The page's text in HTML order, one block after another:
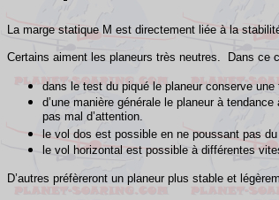
La marge statique M est directement liée à la
Certains aiment les planeurs très neutres. Dans ce
dans le test du piqué le planeur conserve
d’une manière générale le planeur à
pas mal d’attention.
le vol dos est possible en ne poussant pas
le vol horizontal est possible à différentes
D’autres préfèreront un planeur plus stable et